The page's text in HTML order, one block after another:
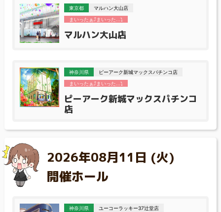
東京都
マルハン大山店
まいったぁ⤴まいった...⤵
マルハン大山店
神奈川県
ピーアーク新城マックスパチンコ店
まいったぁ⤴まいった...⤵
ピーアーク新城マックスパチンコ
店
2026年08月11日 (火)
開催ホール
神奈川県
ユーコーラッキー37辻堂店